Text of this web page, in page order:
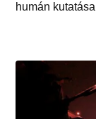
humán